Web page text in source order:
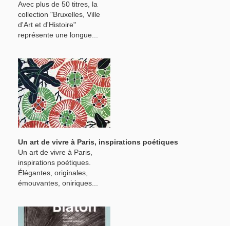
Avec plus de 50 titres, la
collection "Bruxelles, Ville
d'Art et d'Histoire"
représente une longue...
Un art de vivre à Paris, inspirations poétiques
Un art de vivre à Paris,
inspirations poétiques.
Élégantes, originales,
émouvantes, oniriques...